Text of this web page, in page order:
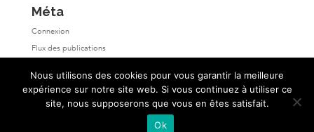
Méta
Connexion
Flux des publications
Site de WordPress-FR
Nous utilisons des cookies pour vous garantir la meilleure
expérience sur notre site web. Si vous continuez à utiliser ce
site, nous supposerons que vous en êtes satisfait.
Ok